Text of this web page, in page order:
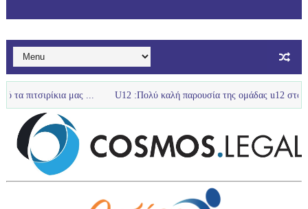
μας ... U12 :Πολύ καλή παρουσία της ομάδας u12 στο τουρνουά με